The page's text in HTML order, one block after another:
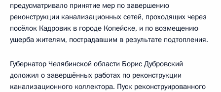
предусматривало принятие мер по завершению
реконструкции канализационных сетей, проходящих через
посёлок Кадровик в городе Копейске, и по возмещению
ущерба жителям, пострадавшим в результате подтопления.
Губернатор Челябинской области Борис Дубровский
доложил о завершённых работах по реконструкции
канализационного коллектора. Пуск реконструированного